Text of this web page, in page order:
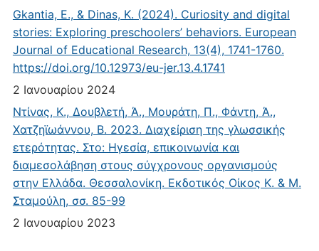
Gkantia, E., & Dinas, K. (2024). Curiosity and digital
stories: Exploring preschoolers’ behaviors. European
Journal of Educational Research, 13(4), 1741-1760.
https://doi.org/10.12973/eu-jer.13.4.1741
2 Ιανουαρίου 2024
Ντίνας, Κ., Δουβλετή, Ά., Μουράτη, Π., Φάντη, Ά.,
Χατζηϊωάννου, Β. 2023. Διαχείριση της γλωσσικής
ετερότητας. Στο: Ηγεσία, επικοινωνία και
διαμεσολάβηση στους σύγχρονους οργανισμούς
στην Ελλάδα. Θεσσαλονίκη. Εκδοτικός Οίκος Κ. & Μ.
Σταμούλη, σσ. 85-99
2 Ιανουαρίου 2023